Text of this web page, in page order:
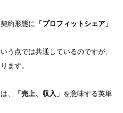
約形態に
「プロフィットシェア」
う点では共通しているのですが、
ます。
、 「売上、収入」 を意味する英単